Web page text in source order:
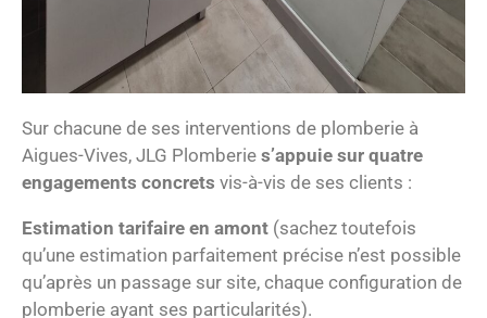
Sur chacune de ses interventions de plomberie à
Aigues-Vives, JLG Plomberie s’appuie sur quatre
engagements concrets vis-à-vis de ses clients :
Estimation tarifaire en amont (sachez toutefois
qu’une estimation parfaitement précise n’est possible
qu’après un passage sur site, chaque configuration de
plomberie ayant ses particularités).